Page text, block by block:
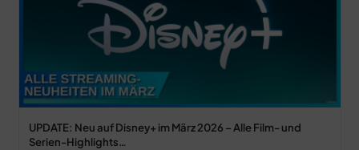
UPDATE: Neu auf Disney+ im März 2026 – Alle Film- und
Serien-Highlights…